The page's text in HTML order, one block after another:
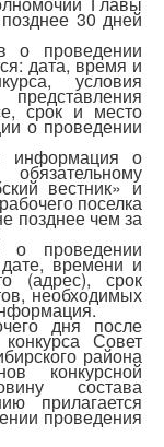
30 дней
о проведении
дата, время и
условия
срок и место
о проведении
информация о
вестник» и
поселка
позднее чем за
о проведении
времени и
(адрес), срок
необходимых
дня после
Совет
района
конкурсной
состава
прилагается
проведения